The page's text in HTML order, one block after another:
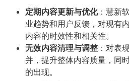
定期内容更新与优化：慧新
业趋势和用户反馈，对现有
内容的时效性和相关性。
无效内容清理与调整 ：对表
并，提升整体内容质量，同
的出现。